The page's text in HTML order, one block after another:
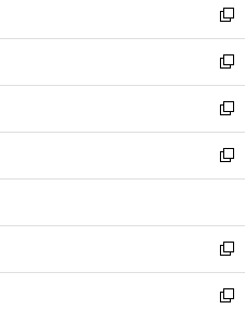
く
で
開
く
ド
ウ
で
開
く
ィ
ン
ド
ウ
で
開
く
い
ウ
ィ
ン
ド
ウ
で
開
新
し
い
ウ
ィ
ン
ド
ウ
開
く
新
し
い
ウ
ィ
ン
ウ
で
開
く
新
し
い
ウ
ン
ド
ウ
で
新
し
ウ
ィ
ン
ド
新
し
い
新